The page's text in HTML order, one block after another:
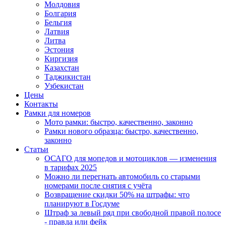
Молдовия
Болгария
Бельгия
Латвия
Литва
Эстония
Киргизия
Казахстан
Таджикистан
Узбекистан
Цены
Контакты
Рамки для номеров
Мото рамки: быстро, качественно, законно
Рамки нового образца: быстро, качественно,
законно
Статьи
ОСАГО для мопедов и мотоциклов — изменения
в тарифах 2025
Можно ли перегнать автомобиль со старыми
номерами после снятия с учёта
Возвращение скидки 50% на штрафы: что
планируют в Госдуме
Штраф за левый ряд при свободной правой полосе
- правда или фейк